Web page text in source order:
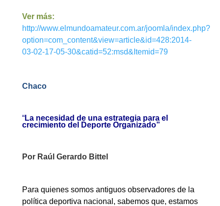
Ver más:
http://www.elmundoamateur.com.ar/joomla/index.php?
option=com_content&view=article&id=428:2014-
03-02-17-05-30&catid=52:msd&Itemid=79
Chaco
“La necesidad de una estrategia para el
crecimiento del Deporte Organizado”
Por Raúl Gerardo Bittel
Para quienes somos antiguos observadores de la
política deportiva nacional, sabemos que, estamos